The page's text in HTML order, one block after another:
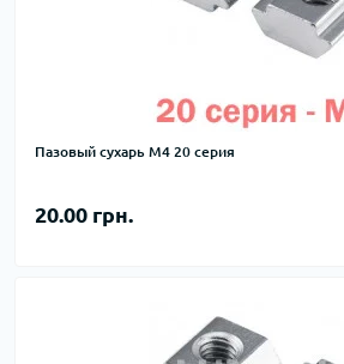
Пазовый сухарь М4 20 серия
20.00 грн.